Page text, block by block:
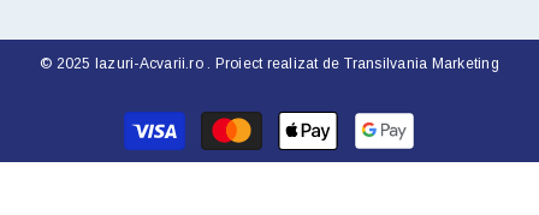
© 2025 Iazuri-Acvarii.ro . Proiect realizat de Transilvania Marketing
Metode
de